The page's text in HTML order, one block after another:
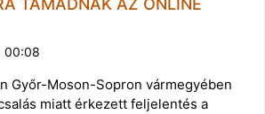
TÁMADNAK AZ ONLINE
00:08
Győr-Moson-Sopron vármegyében
miatt érkezett feljelentés a